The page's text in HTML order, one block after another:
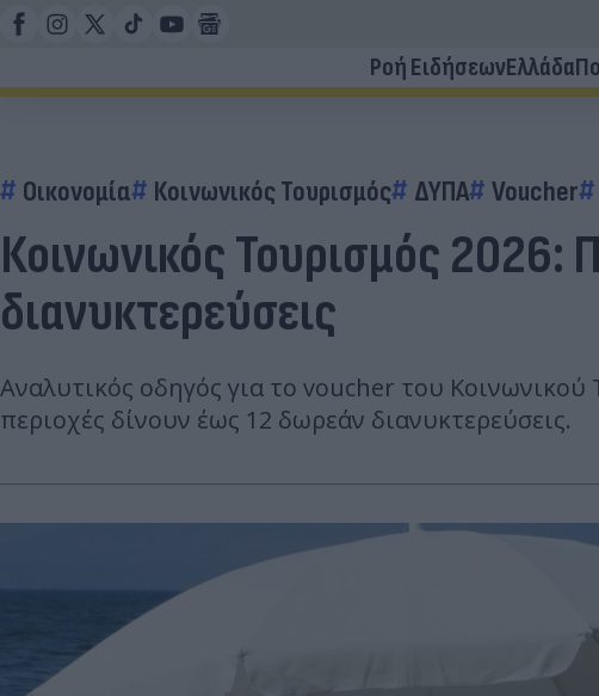
Ροή ΕιδήσεωνΕλλάδα
Οικονομία Κοινωνικός Τουρισμός ΔΥΠΑ Voucher
Κοινωνικός Τουρισμός
διανυκτερεύσεις
Αναλυτικός οδηγός για το voucher του
περιοχές δίνουν έως 12 δωρεάν διανυκτερεύσεις.